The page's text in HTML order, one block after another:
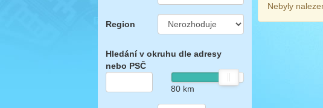
Region
Hledání v okruhu dle adresy
nebo PSČ
80km
Nebyly